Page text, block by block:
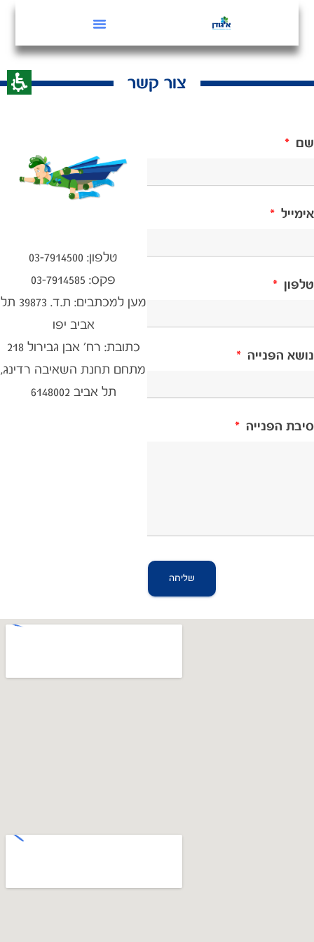
צור קשר
שם
אימייל
טלפון
נושא הפנייה
סיבת הפנייה
שליחה
טלפון: 03-7914500
פקס: 03-7914585
מען למכתבים: ת.ד. 39873 תל
אביב יפו
כתובת: רח׳ אבן גבירול 218
מתחם תחנת השאיבה רדינג,
תל אביב 6148002